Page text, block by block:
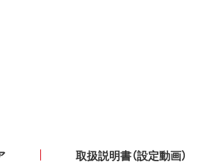
取扱説明書（設定動画）